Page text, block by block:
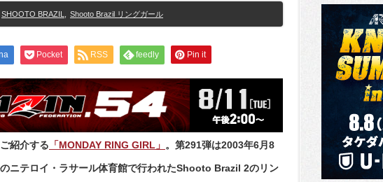
SHOOTO BRAZIL Shooto Brazil リングガール
Pocket RSS feedly Pin it
紹介する 「MONDAY RING GIRL」 。第291弾は2003年6月8
ニテロイ・ラサール体育館で行われたShooto Brazil 2のリン